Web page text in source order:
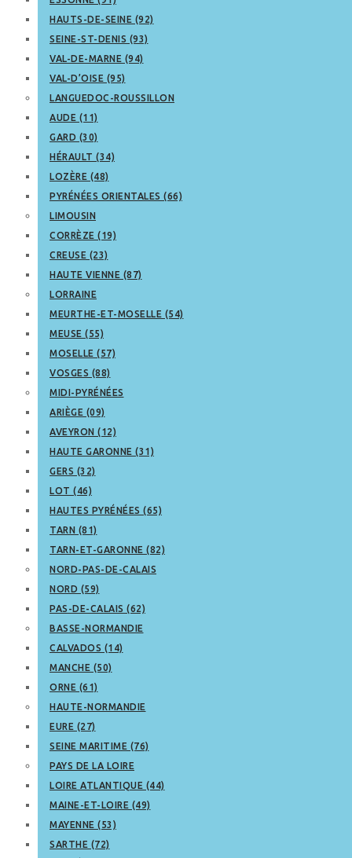
HAUTS-DE-SEINE (92)
SEINE-ST-DENIS (93)
VAL-DE-MARNE (94)
VAL-D’OISE (95)
LANGUEDOC-ROUSSILLON
AUDE (11)
GARD (30)
HÉRAULT (34)
LOZÈRE (48)
PYRÉNÉES ORIENTALES (66)
LIMOUSIN
CORRÈZE (19)
CREUSE (23)
HAUTE VIENNE (87)
LORRAINE
MEURTHE-ET-MOSELLE (54)
MEUSE (55)
MOSELLE (57)
VOSGES (88)
MIDI-PYRÉNÉES
ARIÈGE (09)
AVEYRON (12)
HAUTE GARONNE (31)
GERS (32)
LOT (46)
HAUTES PYRÉNÉES (65)
TARN (81)
TARN-ET-GARONNE (82)
NORD-PAS-DE-CALAIS
NORD (59)
PAS-DE-CALAIS (62)
BASSE-NORMANDIE
CALVADOS (14)
MANCHE (50)
ORNE (61)
HAUTE-NORMANDIE
EURE (27)
SEINE MARITIME (76)
PAYS DE LA LOIRE
LOIRE ATLANTIQUE (44)
MAINE-ET-LOIRE (49)
MAYENNE (53)
SARTHE (72)